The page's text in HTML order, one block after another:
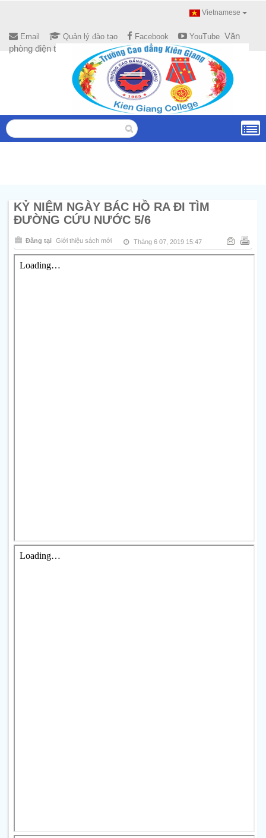
Vietnamese
Email Quản lý đào tạo Facebook YouTube Văn
phòng điện tử
KỶ NIỆM NGÀY BÁC HỒ RA ĐI TÌM
ĐƯỜNG CỨU NƯỚC 5/6
Đăng tại Giới thiệu sách mới Tháng 6 07, 2019 15:47